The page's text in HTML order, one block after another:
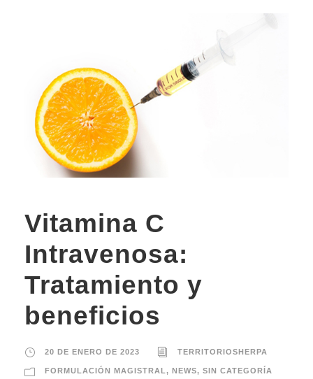
Vitamina C
Intravenosa:
Tratamiento y
beneficios
20 DE ENERO DE 2023 TERRITORIOSHERPA
FORMULACIÓN MAGISTRAL , NEWS, SIN CATEGORÍA